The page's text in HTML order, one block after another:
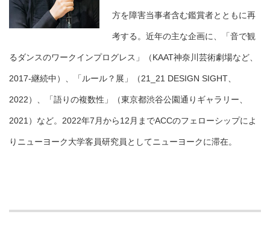
方を障害当事者含む鑑賞者とともに再
考する。近年の主な企画に、「音で観
るダンスのワークインプログレス」（KAAT神奈川芸術劇場など、
2017-継続中）、「ルール？展」（21_21 DESIGN SIGHT、
2022）、「語りの複数性」（東京都渋谷公園通りギャラリー、
2021）など。2022年7月から12月までACCのフェローシップによ
りニューヨーク大学客員研究員としてニューヨークに滞在。